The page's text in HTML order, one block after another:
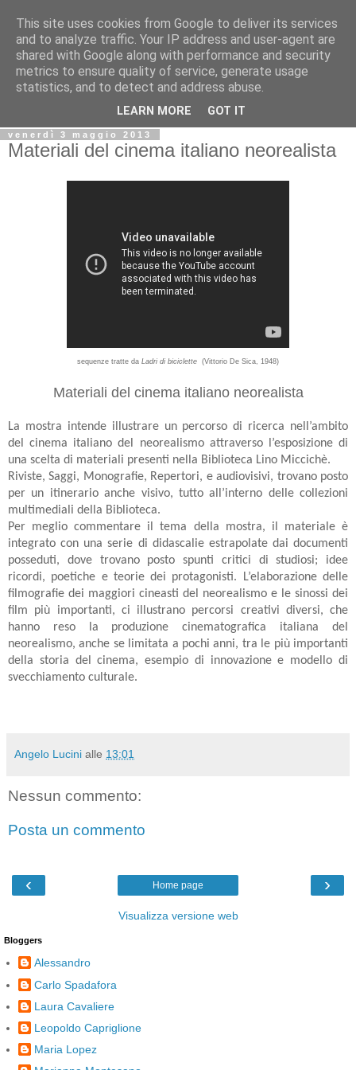
Biblio@rti in
Il Blog della Biblioteca di Area delle arti per condividere
informazioni iniziative incontri
venerdì 3 maggio 2013
Materiali del cinema italiano neorealista
sequenze tratte da Ladri di biciclette (Vittorio De Sica, 1948)
Materiali del cinema italiano neorealista
La mostra intende illustrare un percorso di ricerca nell’ambito
del cinema italiano del neorealismo attraverso l’esposizione di
una scelta di materiali presenti nella Biblioteca Lino Miccichè.
Riviste, Saggi, Monografie, Repertori, e audiovisivi, trovano posto
per un itinerario anche visivo, tutto all’interno delle collezioni
multimediali della Biblioteca.
Per meglio commentare il tema della mostra, il materiale è
integrato con una serie di didascalie estrapolate dai documenti
posseduti, dove trovano posto spunti critici di studiosi; idee
ricordi, poetiche e teorie dei protagonisti. L’elaborazione delle
filmografie dei maggiori cineasti del neorealismo e le sinossi dei
film più importanti, ci illustrano percorsi creativi diversi, che
hanno reso la produzione cinematografica italiana del
neorealismo, anche se limitata a pochi anni, tra le più importanti
della storia del cinema, esempio di innovazione e modello di
svecchiamento culturale.
Angelo Lucini alle 13:01
Nessun commento:
Posta un commento
‹ ›
Home page
Visualizza versione web
Bloggers
Alessandro
Carlo Spadafora
Laura Cavaliere
Leopoldo Capriglione
Maria Lopez
This site uses cookies from Google to deliver its services
and to analyze traffic. Your IP address and user-agent are
shared with Google along with performance and security
metrics to ensure quality of service, generate usage
statistics, and to detect and address abuse.
LEARN MORE GOT IT